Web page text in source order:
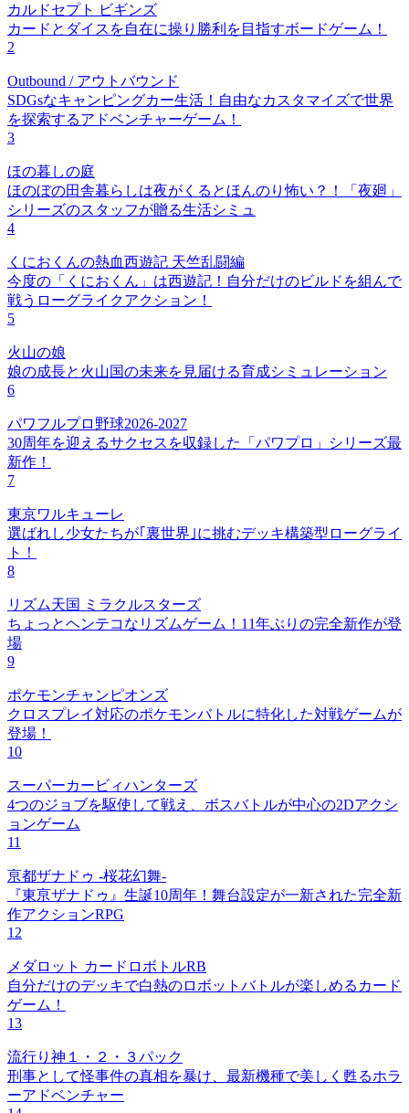
カルドセプト ビギンズ
カードとダイスを自在に操り勝利を目指すボードゲーム！
2
Outbound / アウトバウンド
SDGsなキャンピングカー生活！自由なカスタマイズで世界
を探索するアドベンチャーゲーム！
3
ほの暮しの庭
ほのぼの田舎暮らしは夜がくるとほんのり怖い？！「夜廻」
シリーズのスタッフが贈る生活シミュ
4
くにおくんの熱血西遊記 天竺乱闘編
今度の「くにおくん」は西遊記！自分だけのビルドを組んで
戦うローグライクアクション！
5
火山の娘
娘の成長と火山国の未来を見届ける育成シミュレーション
6
パワフルプロ野球2026-2027
30周年を迎えるサクセスを収録した「パワプロ」シリーズ最
新作！
7
東京ワルキューレ
選ばれし少女たちが｢裏世界｣に挑むデッキ構築型ローグライ
ト！
8
リズム天国 ミラクルスターズ
ちょっとヘンテコなリズムゲーム！11年ぶりの完全新作が登
場
9
ポケモンチャンピオンズ
クロスプレイ対応のポケモンバトルに特化した対戦ゲームが
登場！
10
スーパーカービィハンターズ
4つのジョブを駆使して戦え、ボスバトルが中心の2Dアクシ
ョンゲーム
11
亰都ザナドゥ -桜花幻舞-
『東亰ザナドゥ』生誕10周年！舞台設定が一新された完全新
作アクションRPG
12
メダロット カードロボトルRB
自分だけのデッキで白熱のロボットバトルが楽しめるカード
ゲーム！
13
流行り神１・２・３パック
刑事として怪事件の真相を暴け、最新機種で美しく甦るホラ
ーアドベンチャー